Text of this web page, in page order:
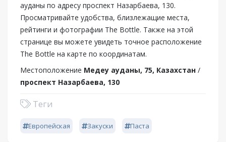
ауданы по адресу проспект Назарбаева, 130.
Просматривайте удобства, близлежащие места,
рейтинги и фотографии The Bottle. Также на этой
странице вы можете увидеть точное расположение
The Bottle на карте по координатам.
Местоположение Медеу ауданы, 75, Казахстан /
проспект Назарбаева, 130
Теги
Европейская Закуски Паста